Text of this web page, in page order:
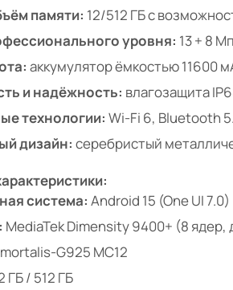
памяти: 12/512 ГБ с
уровня: 13 + 8
аккумулятор ёмкостью 11600
и надёжность: влагозащита
технологии: Wi-Fi 6, Bluetooth
дизайн: серебристый
система: Android 15 (One UI 7.0)
MediaTek Dimensity 9400+ (8 ядер,
G925 MC12
ГБ / 512 ГБ